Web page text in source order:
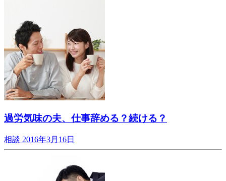
過労気味の夫、仕事辞める？続ける？
相談 2016年3月16日